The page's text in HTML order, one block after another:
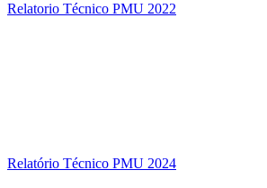
Relatorio Técnico PMU 2022
Relatório Técnico PMU 2024